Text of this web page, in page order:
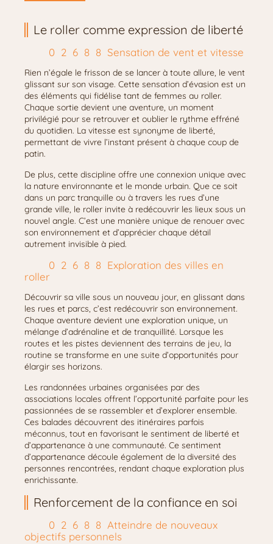
Le roller comme expression de liberté
Sensation de vent et vitesse
Rien n’égale le frisson de se lancer à toute allure, le vent
glissant sur son visage. Cette sensation d’évasion est un
des éléments qui fidélise tant de femmes au roller.
Chaque sortie devient une aventure, un moment
privilégié pour se retrouver et oublier le rythme effréné
du quotidien. La vitesse est synonyme de liberté,
permettant de vivre l’instant présent à chaque coup de
patin.
De plus, cette discipline offre une connexion unique avec
la nature environnante et le monde urbain. Que ce soit
dans un parc tranquille ou à travers les rues d’une
grande ville, le roller invite à redécouvrir les lieux sous un
nouvel angle. C’est une manière unique de renouer avec
son environnement et d’apprécier chaque détail
autrement invisible à pied.
Exploration des villes en
roller
Découvrir sa ville sous un nouveau jour, en glissant dans
les rues et parcs, c’est redécouvrir son environnement.
Chaque aventure devient une exploration unique, un
mélange d’adrénaline et de tranquillité. Lorsque les
routes et les pistes deviennent des terrains de jeu, la
routine se transforme en une suite d’opportunités pour
élargir ses horizons.
Les randonnées urbaines organisées par des
associations locales offrent l’opportunité parfaite pour les
passionnées de se rassembler et d’explorer ensemble.
Ces balades découvrent des itinéraires parfois
méconnus, tout en favorisant le sentiment de liberté et
d’appartenance à une communauté. Ce sentiment
d’appartenance découle également de la diversité des
personnes rencontrées, rendant chaque exploration plus
enrichissante.
Renforcement de la confiance en soi
Atteindre de nouveaux
objectifs personnels